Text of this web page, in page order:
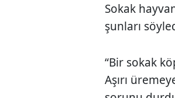
Sokak
şunları
“Bir sokak
Aşırı